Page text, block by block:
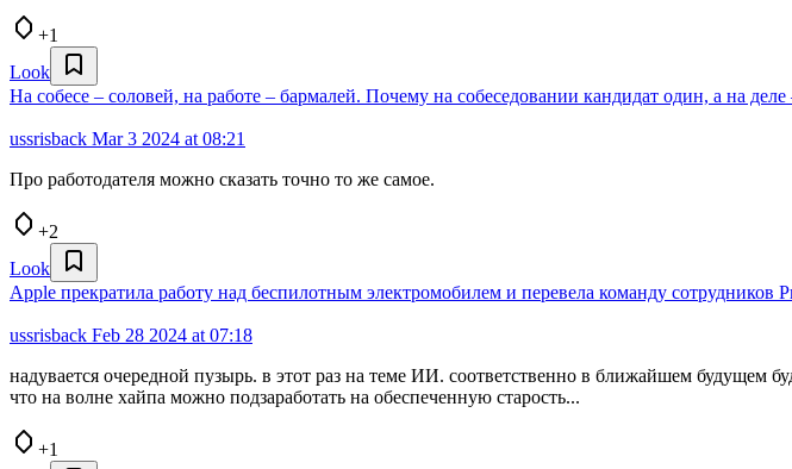
+1
Look
На собесе – соловей, на работе – бармалей. Почему на собеседовании кандидат один, а на деле
ussrisback Mar 3 2024 at 08:21
Про работодателя можно сказать точно то же самое.
+2
Look
Apple прекратила работу над беспилотным электромобилем и перевела команду сотрудников
ussrisback Feb 28 2024 at 07:18
надувается очередной пузырь. в этот раз на теме ИИ. соответственно в ближайшем
что на волне хайпа можно подзаработать на обеспеченную старость...
+1